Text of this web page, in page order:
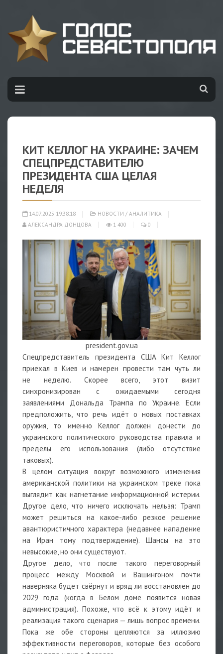
КИТ КЕЛЛОГ НА УКРАИНЕ: ЗАЧЕМ
СПЕЦПРЕДСТАВИТЕЛЮ
ПРЕЗИДЕНТА США ЦЕЛАЯ
НЕДЕЛЯ
14.07.2025 19:38:18 НОВОСТИ / АНАЛИТИКА
АЛЕКСАНДРА ДОНЦОВА
1 400 0
president.gov.ua
Спецпредставитель президента США Кит Келлог
приехал в Киев и намерен провести там чуть ли
не
неделю. Скорее всего, этот визит
синхронизирован с ожидаемыми сегодня
заявлениями Дональда Трампа по Украине. Если
предположить, что речь идёт о новых поставках
оружия, то именно Келлог должен донести до
украинского политического руководства правила и
пределы его использования (либо отсутствие
таковых).
В целом ситуация вокруг возможного изменения
американской политики на украинском треке пока
выглядит как нагнетание информационной истерии.
Другое дело, что ничего исключать нельзя: Трамп
может решиться на какое-либо резкое решение
авантюристичного характера (недавнее нападение
на Иран тому подтверждение). Шансы на это
невысокие, но они существуют.
Другое дело, что после такого переговорный
процесс между Москвой и Вашингоном почти
наверняка будет свёрнут и вряд ли восстановлен до
2029 года (когда в Белом доме появится новая
администрация). Похоже, что всё к этому идёт и
реализация такого сценария — лишь вопрос времени.
Пока же обе стороны цепляются за иллюзию
эффективности переговоров, которые без особого